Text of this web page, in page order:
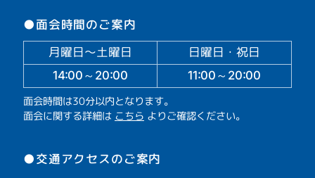
●面会時間のご案内
月曜日～土曜日 日曜日・祝日
14:00～20:00 11:00～20:00
面会時間は30分以内となります。
面会に関する詳細は こちら よりご確認ください。
●交通アクセスのご案内